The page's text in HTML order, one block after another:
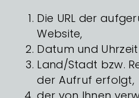
Die URL der
Website,
Datum und
Land/Stadt bzw.
der Aufruf erfolgt,
der von Ihnen